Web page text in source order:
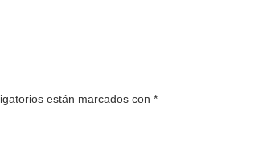
están marcados con *